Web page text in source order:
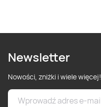
Newsletter
Nowości, zniżki i wiele więcej!